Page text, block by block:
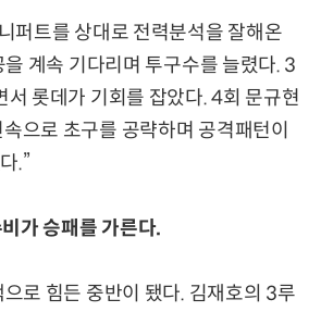
퍼트를 상대로 전력분석을 잘해온
계속 기다리며 투구수를 늘렸다. 3
롯데가 기회를 잡았다. 4회 문규현
으로 초구를 공략하며 공격패턴이
.”
가 승패를 가른다.
로 힘든 중반이 됐다. 김재호의 3루